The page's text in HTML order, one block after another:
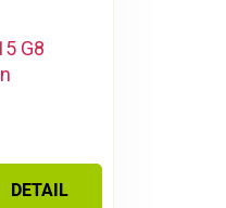
G8
DETAIL